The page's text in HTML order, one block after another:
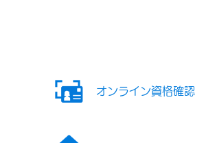
オンライン資格確認